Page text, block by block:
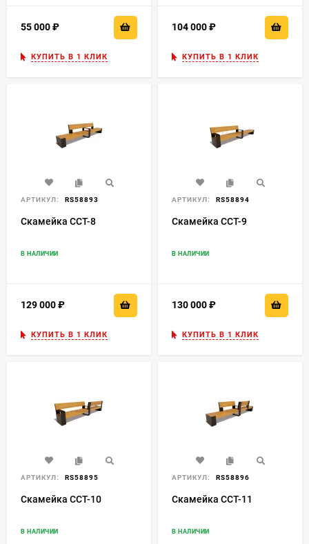
55 000
КУПИТЬ В 1 КЛИК
104 000
КУПИТЬ В 1 КЛИК
АРТИКУЛ: RS58893
Скамейка ССТ-8
В НАЛИЧИИ
129 000
КУПИТЬ В 1 КЛИК
АРТИКУЛ: RS58894
Скамейка ССТ-9
В НАЛИЧИИ
130 000
КУПИТЬ В 1 КЛИК
АРТИКУЛ: RS58895
Скамейка ССТ-10
В НАЛИЧИИ
АРТИКУЛ: RS58896
Скамейка ССТ-11
В НАЛИЧИИ